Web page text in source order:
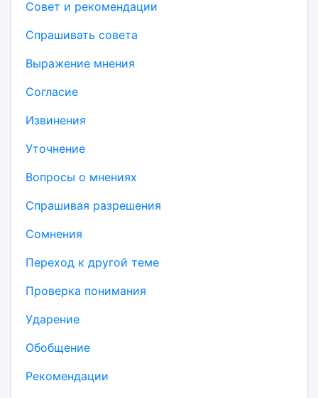
Совет и рекомендации
Спрашивать совета
Выражение мнения
Согласие
Извинения
Уточнение
Вопросы о мнениях
Спрашивая разрешения
Сомнения
Переход к другой теме
Проверка понимания
Ударение
Обобщение
Рекомендации